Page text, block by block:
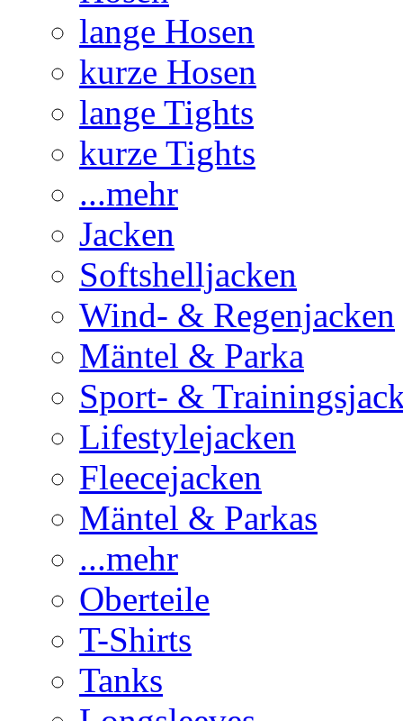
lange Hosen
kurze Hosen
lange Tights
kurze Tights
...mehr
Jacken
Softshelljacken
Wind- & Regenjacken
Mäntel & Parka
Sport- &
Lifestylejacken
Fleecejacken
Mäntel & Parkas
...mehr
Oberteile
T-Shirts
Tanks